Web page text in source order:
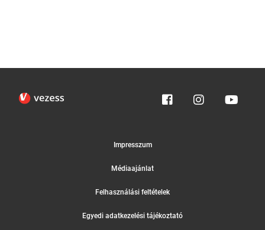
Impresszum
Médiaajánlat
Felhasználási feltételek
Egyedi adatkezelési tájékoztató